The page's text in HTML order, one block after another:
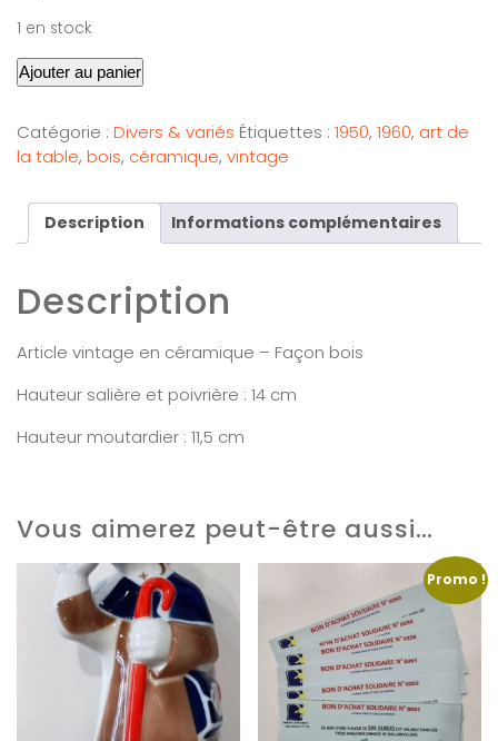
1 en stock
Ajouter au panier
Catégorie : Divers & variés Étiquettes : 1950, 1960, art de
la table, bois, céramique, vintage
Description Informations complémentaires
Description
Article vintage en céramique – Façon bois
Hauteur salière et poivrière : 14 cm
Hauteur moutardier : 11,5 cm
Vous aimerez peut-être aussi…
Promo !